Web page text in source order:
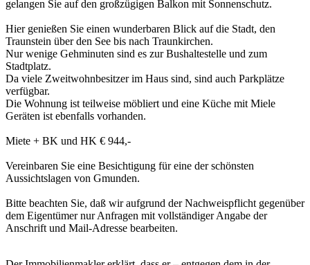
gelangen Sie auf den großzügigen Balkon mit Sonnenschutz.
Hier genießen Sie einen wunderbaren Blick auf die Stadt, den
Traunstein über den See bis nach Traunkirchen.
Nur wenige Gehminuten sind es zur Bushaltestelle und zum
Stadtplatz.
Da viele Zweitwohnbesitzer im Haus sind, sind auch Parkplätze
verfügbar.
Die Wohnung ist teilweise möbliert und eine Küche mit Miele
Geräten ist ebenfalls vorhanden.
Miete + BK und HK € 944,-
Vereinbaren Sie eine Besichtigung für eine der schönsten
Aussichtslagen von Gmunden.
Bitte beachten Sie, daß wir aufgrund der Nachweispflicht gegenüber
dem Eigentümer nur Anfragen mit vollständiger Angabe der
Anschrift und Mail-Adresse bearbeiten.